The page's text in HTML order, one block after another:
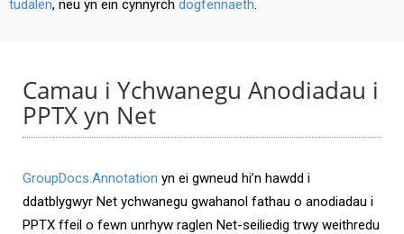
tudalen, neu yn ein cynnyrch dogfennaeth.
Camau i Ychwanegu Anodiadau i
PPTX yn Net
GroupDocs.Annotation yn ei gwneud hi’n hawdd i
ddatblygwyr Net ychwanegu gwahanol fathau o anodiadau i
PPTX ffeil o fewn unrhyw raglen Net-seiliedig trwy weithredu